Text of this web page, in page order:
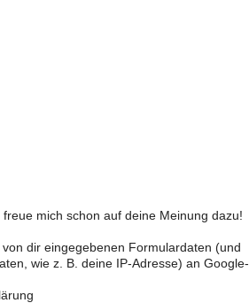
mich schon auf deine Meinung dazu!
dir eingegebenen Formulardaten (und
wie z. B. deine IP-Adresse) an Google-